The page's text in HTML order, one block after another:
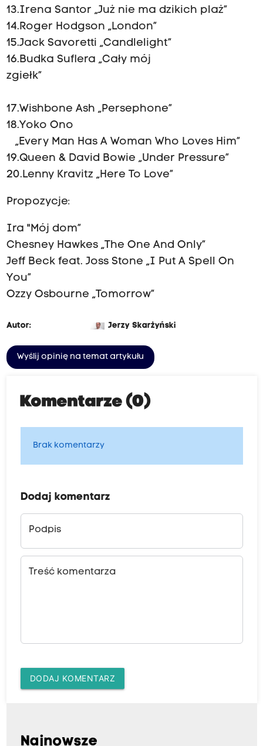
13.Irena Santor „Już nie ma dzikich plaż”
14.Roger Hodgson „London”
15.Jack Savoretti „Candlelight”
16.Budka Suflera „Cały mój
17.Wishbone Ash „Persephone”
18.Yoko Ono
„Every Man Has A Woman Who Loves Him”
19.Queen & David Bowie „Under Pressure”
20.Lenny Kravitz „Here To Love”
Propozycje:
Ira "Mój dom”
Chesney Hawkes „The One And Only”
Jeff Beck feat. Joss Stone „I Put A Spell On
You”
Ozzy Osbourne „Tomorrow”
Autor: Jerzy Skarżyński
Wyślij opinię na temat artykułu
Komentarze (0)
Brak komentarzy
Dodaj komentarz
Podpis
Treść komentarza
DODAJ KOMENTARZ
Najnowsze